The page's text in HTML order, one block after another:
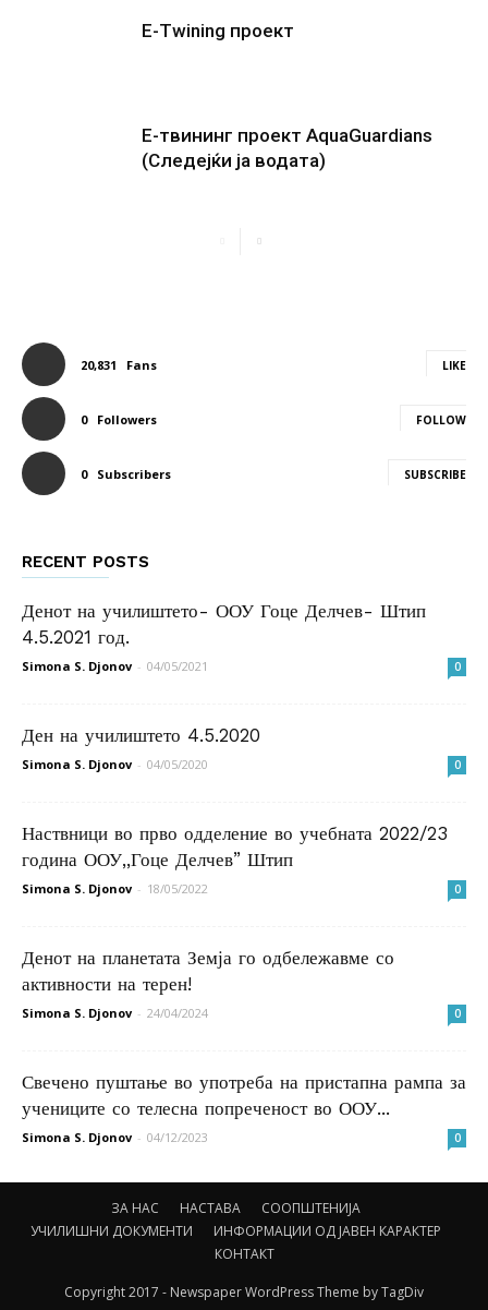
E-Twining проект
E-твининг проект AquaGuardians
(Следејќи ја водата)
20,831 Fans LIKE
0 Followers FOLLOW
0 Subscribers SUBSCRIBE
RECENT POSTS
Денот на училиштето- ООУ Гоце Делчев- Штип
4.5.2021 год.
Simona S. Djonov - 04/05/2021 0
Ден на училиштето 4.5.2020
Simona S. Djonov - 04/05/2020 0
Наствници во прво одделение во учебната 2022/23
година ООУ,,Гоце Делчев” Штип
Simona S. Djonov - 18/05/2022 0
Денот на планетата Земја го одбележавме со
активности на терен!
Simona S. Djonov - 24/04/2024 0
Свечено пуштање во употреба на пристапна рампа за
учениците со телесна попреченост во ООУ...
Simona S. Djonov - 04/12/2023 0
ЗА НАС НАСТАВА
СООПШТЕНИЈА
УЧИЛИШНИ ДОКУМЕНТИ
ИНФОРМАЦИИ ОД ЈАВЕН КАРАКТЕР
КОНТАКТ
Copyright 2017 - Newspaper WordPress Theme by TagDiv